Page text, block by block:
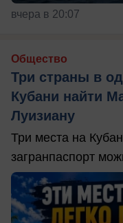
вчера в 20:07
Общество
Три страны в
Кубани найти
Луизиану
Три места на
загранпаспорт